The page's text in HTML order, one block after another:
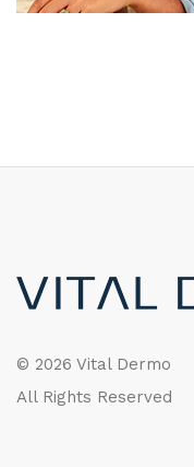
© 2026 Vital Dermo
All Rights Reserved